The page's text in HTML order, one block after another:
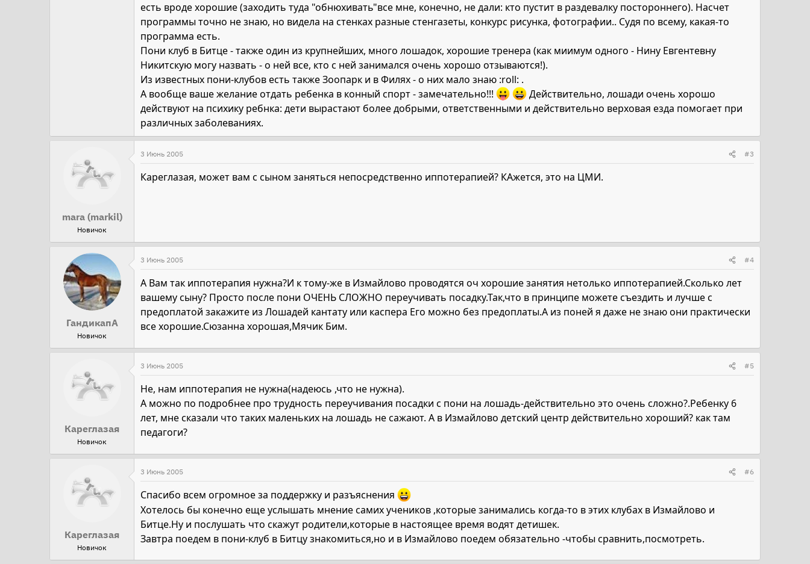
есть вроде хорошие (заходить туда "обнюхивать"все мне, конечно, не дали: кто пустит в раздевалку постороннего). Насчет
программы точно не знаю, но видела на стенках разные стенгазеты, конкурс рисунка, фотографии.. Судя по всему, какая-то
программа есть.
Пони клуб в Битце - также один из крупнейших, много лошадок, хорошие тренера (как миимум одного - Нину Евгентевну
Никитскую могу назвать - о ней все, кто с ней занимался очень хорошо отзываются!).
Из известных пони-клубов есть также Зоопарк и в Филях - о них мало знаю :roll: .
А вообще ваше желание отдать ребенка в конный спорт - замечательно!!!
Действительно, лошади очень хорошо
действуют на психику ребнка: дети вырастают более добрыми, ответственными и действительно верховая езда помогает при
различных заболеваниях.
mara (markil)
Новичок
3 Июнь 2005 #3
Кареглазая, может вам с сыном заняться непосредственно иппотерапией? КАжется, это на ЦМИ.
ГандикапА
Новичок
3 Июнь 2005 #4
А Вам так иппотерапия нужна?И к тому-же в Измайлово проводятся оч хорошие занятия нетолько иппотерапией.Сколько лет
вашему сыну? Просто после пони ОЧЕНЬ СЛОЖНО переучивать посадку.Так,что в принципе можете съездить и лучше с
предоплатой закажите из Лошадей кантату или каспера Его можно без предоплаты.А из поней я даже не знаю они практически
все хорошие.Сюзанна хорошая,Мячик Бим.
Кареглазая
Новичок
3 Июнь 2005 #5
Не, нам иппотерапия не нужна(надеюсь ,что не нужна).
А можно по подробнее про трудность переучивания посадки с пони на лошадь-действительно это очень сложно?.Ребенку 6
лет, мне сказали что таких маленьких на лошадь не сажают. А в Измайлово детский центр действительно хороший? как там
педагоги?
Кареглазая
Новичок
3 Июнь 2005 #6
Спасибо всем огромное за поддержку и разъяснения
Хотелось бы конечно еще услышать мнение самих учеников ,которые занимались когда-то в этих клубах в Измайлово и
Битце.Ну и послушать что скажут родители,которые в настоящее время водят детишек.
Завтра поедем в пони-клуб в Битцу знакомиться,но и в Измайлово поедем обязательно -чтобы сравнить,посмотреть.